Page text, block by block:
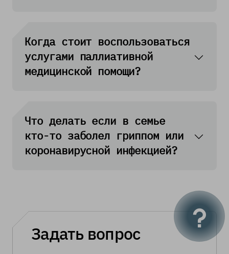
Когда стоит воспользоваться
услугами паллиативной
медицинской помощи?
Что делать если в семье
кто-то заболел гриппом или
коронавирусной инфекцией?
Задать вопрос